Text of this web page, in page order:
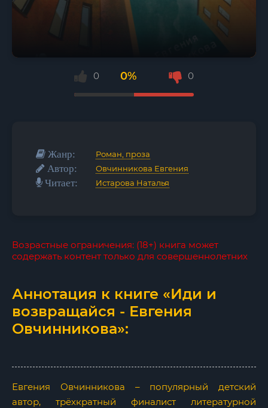
0 0% 0
Жанр: Роман, проза
Автор: Овчинникова Евгения
Читает: Истарова Наталья
Возрастные ограничения: (18+) книга может
содержать контент только для совершеннолетних
Аннотация к книге «Иди и
возвращайся - Евгения
Овчинникова»:
Евгения Овчинникова – популярный детский
автор, трёхкратный финалист литературной